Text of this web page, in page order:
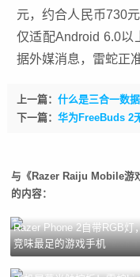
元，约合人民币730
仅适配Android 6.0以
据外媒消息，雷蛇正
上一篇： 什么是三合一数
下一篇： 华为FreeBuds 2
与《Razer Raiju Mobile游
的内容：
Razer Phone 2自带RGB灯
竞味最足的游戏手机